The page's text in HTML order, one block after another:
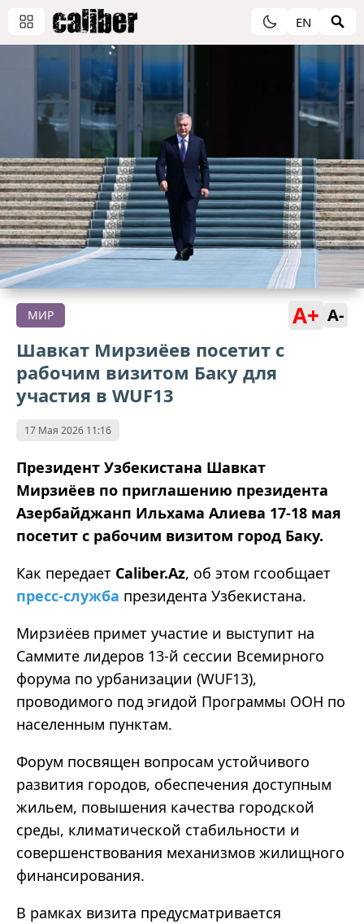
EN
МИР A+ A-
Шавкат Мирзиёев посетит с
рабочим визитом Баку для
участия в WUF13
17 Мая 2026 11:16
Президент Узбекистана Шавкат
Мирзиёев по приглашению президента
Азербайджанп Ильхама Алиева 17-18 мая
посетит с рабочим визитом город Баку.
Как передает Caliber.Az, об этом гсообщает
пресс-служба президента Узбекистана.
Мирзиёев примет участие и выступит на
Саммите лидеров 13-й сессии Всемирного
форума по урбанизации (WUF13),
проводимого под эгидой Программы ООН по
населенным пунктам.
Форум посвящен вопросам устойчивого
развития городов, обеспечения доступным
жильем, повышения качества городской
среды, климатической стабильности и
совершенствования механизмов жилищного
финансирования.
В рамках визита предусматривается